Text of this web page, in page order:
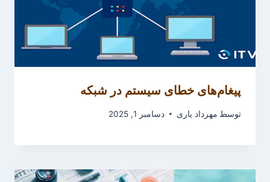
پیغام‌های خطای سیستم در شبکه
توسط مهرداد یاری دسامبر 1, 2025